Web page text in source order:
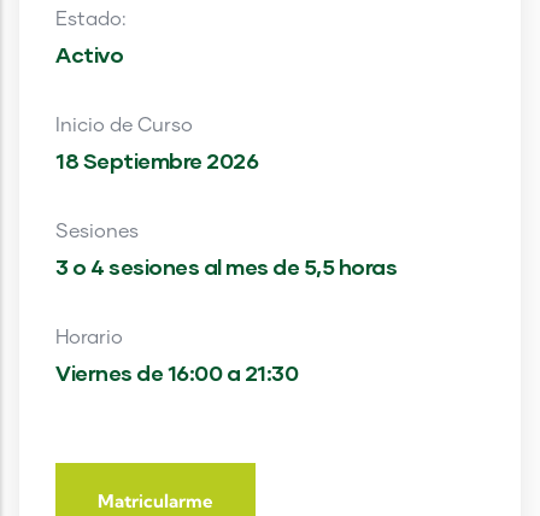
Estado:
Activo
Inicio de Curso
18 Septiembre 2026
Sesiones
3 o 4 sesiones al mes de 5,5 horas
Horario
Viernes de 16:00 a 21:30
Matricularme